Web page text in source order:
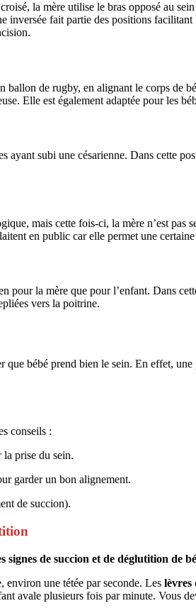
la mère utilise le bras opposé au
fait partie des positions
ballon de rugby, en alignant le corps de
Elle est également adaptée pour les
subi une césarienne. Dans cette
mais cette fois-ci, la mère n’est pas
en public car elle permet une
la mère que pour l’enfant. Dans
vers la poitrine.
bébé prend bien le sein. En effet,
conseils :
prise du sein.
garder un bon alignement.
de succion).
signes de succion et de déglutition de
environ une tétée par seconde. Les lèvres
avale plusieurs fois par minute. Vous